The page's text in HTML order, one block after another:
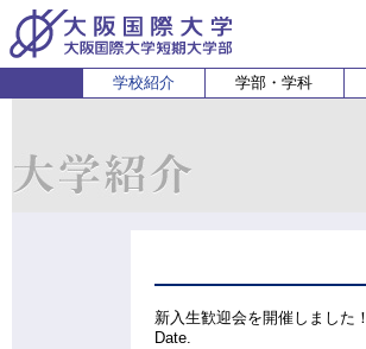
学校紹介 学部・学科
経営学科
新入生歓迎会を開催しました！
Date.